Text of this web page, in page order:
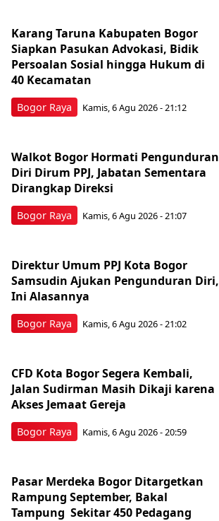
Bogor Raya
Karang Taruna Kabupaten Bogor
Siapkan Pasukan Advokasi, Bidik
Persoalan Sosial hingga Hukum di
40 Kecamatan
Kamis, 6 Agu 2026 - 21:12
Bogor Raya
Walkot Bogor Hormati Pengunduran
Diri Dirum PPJ, Jabatan Sementara
Dirangkap Direksi
Kamis, 6 Agu 2026 - 21:07
Bogor Raya
Direktur Umum PPJ Kota Bogor
Samsudin Ajukan Pengunduran Diri,
Ini Alasannya
Kamis, 6 Agu 2026 - 21:02
Bogor Raya
CFD Kota Bogor Segera Kembali,
Jalan Sudirman Masih Dikaji karena
Akses Jemaat Gereja
Kamis, 6 Agu 2026 - 20:59
Pasar Merdeka Bogor Ditargetkan
Rampung September, Bakal
Tampung Sekitar 450 Pedagang